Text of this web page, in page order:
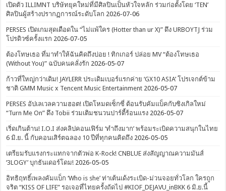
เปิดตัว ILLIMNT บริษัทยุคใหม่ที่มีศิลปินเป็นหัวใจหลัก ร่วมก่อตั้งโดย ‘TEN’
ศิลปินผู้สร้างปรากฏการณ์ระดับโลก 2026-07-06
PERSES เปิดเกมสุดเดือดใน “ไม่แพ้ใคร (Hotter than ur X)” ดึง URBOYTJ ร่วม
โปรดิวซ์ครั้งแรก 2026-07-05
ต้องโทษเธอ ที่มาทำให้ฉันคิดถึงบ่อย ! ทิกเกอร์ ปล่อย MV “ต้องโทษเธอ
(Without You)” ฉบับคนคลั่งรัก 2026-05-07
ก้าวที่ใหญ่กว่าเดิม! JAYLERR ประเดิมเบอร์แรกค่าย ‘GX10 ASIA’ โปรเจกต์ข้าม
ชาติ GMM Music x Tencent Music Entertainment 2026-05-07
PERSES อัปเลเวลความฮอต! เปิดโหมดเซ็กซี่ ต้อนรับคัมแบ็คกับซิงเกิลใหม่
“Turn Me On” ดึง Tobii ร่วมเติมชนวนปาร์ตี้ร้อนแรง 2026-05-07
เริ่ดเกินต้าน! I.O.I ส่งคลิปคอนเฟิร์ม ‘ทำถึงมาก’ พร้อมระเบิดความสนุกในไทย
6 มิ.ย. นี้ กับคอนเสิร์ตฉลอง 10 ปีที่ทุกคนคิดถึง 2026-05-05
เตรียมรับแรงกระแทกจากตัวพ่อ K-Rock! CNBLUE ส่งสัญญาณความมันส์
‘3LOGY’ บุกธันเดอร์โดม! 2026-05-05
อิทธิฤทธิ์เพลงคัมแบ็ก ‘Who is she’ ท่าเต้นเด้งระเบิด-ม่วนจอยทั่วโลก ใครถูก
จริต “KISS OF LIFE” รอเจอที่ไทยครั้งถัดไป #KIOF_DEJAVU_inBKK 6 มิ.ย.นี้